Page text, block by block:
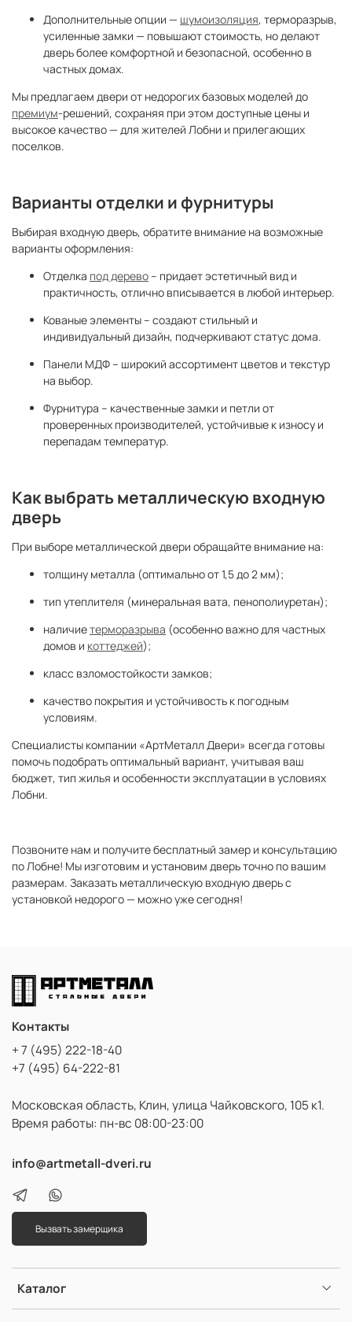
Дополнительные опции — шумоизоляция, терморазрыв,
усиленные замки — повышают стоимость, но делают
дверь более комфортной и безопасной, особенно в
частных домах.
Мы предлагаем двери от недорогих базовых моделей до
премиум-решений, сохраняя при этом доступные цены и
высокое качество — для жителей Лобни и прилегающих
поселков.
Варианты отделки и фурнитуры
Выбирая входную дверь, обратите внимание на возможные
варианты оформления:
Отделка под дерево– придает эстетичный вид и
практичность, отлично вписывается в любой интерьер.
Кованые элементы – создают стильный и
индивидуальный дизайн, подчеркивают статус дома.
Панели МДФ – широкий ассортимент цветов и текстур
на выбор.
Фурнитура – качественные замки и петли от
проверенных производителей, устойчивые к износу и
перепадам температур.
Как выбрать металлическую входную
дверь
При выборе металлической двери обращайте внимание на:
толщину металла (оптимально от 1,5 до 2 мм);
тип утеплителя (минеральная вата, пенополиуретан);
наличиетерморазрыва (особенно важно для частных
домов и коттеджей);
класс взломостойкости замков;
качество покрытия и устойчивость к погодным
условиям.
Специалисты компании «АртМеталл Двери» всегда готовы
помочь подобрать оптимальный вариант, учитывая ваш
бюджет, тип жилья и особенности эксплуатации в условиях
Лобни.
Позвоните нам и получите бесплатный замер и консультацию
по Лобне! Мы изготовим и установим дверь точно по вашим
размерам. Заказать металлическую входную дверь с
установкой недорого — можно уже сегодня!
Каталог
Контакты
+ 7 (495) 222-18-40
+7 (495) 64-222-81
Московская область, Клин, улица Чайковского, 105 к1.
Время работы: пн-вс 08:00-23:00
info@artmetall-dveri.ru
Вызвать замерщика